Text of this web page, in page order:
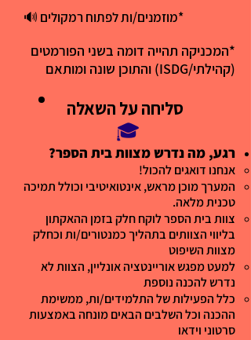
*מוזמנים/ות לפתוח רמקולים 🔊
*המכניקה תהייה דומה בשני הפורמטים
(קהילתי/ISDG) והתוכן שונה ומותאם
🎓
רגע, מה נדרש מצוות בית הספר?
אנחנו דואגים להכול!
המערך מוכן מראש, אינטואיטיבי וכולל תמיכה
טכנית מלאה.
צוות בית הספר לוקח חלק בזמן ההאקתון
בליווי הצוותים בתהליך כמנטורים/ות וכחלק
מצוות השיפוט
למעט מפגש אוריינטציה אונליין, הצוות לא
נדרש להכנה נוספת
כלל הפעילות של התלמידים/ות, ממשימת
ההכנה וכל השלבים הבאים ​מונחה באמצעות
סרטוני וידאו
סליחה על השאלה
סליחה על השאלה